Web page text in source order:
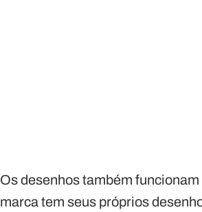
Os desenhos também
marca tem seus próprios